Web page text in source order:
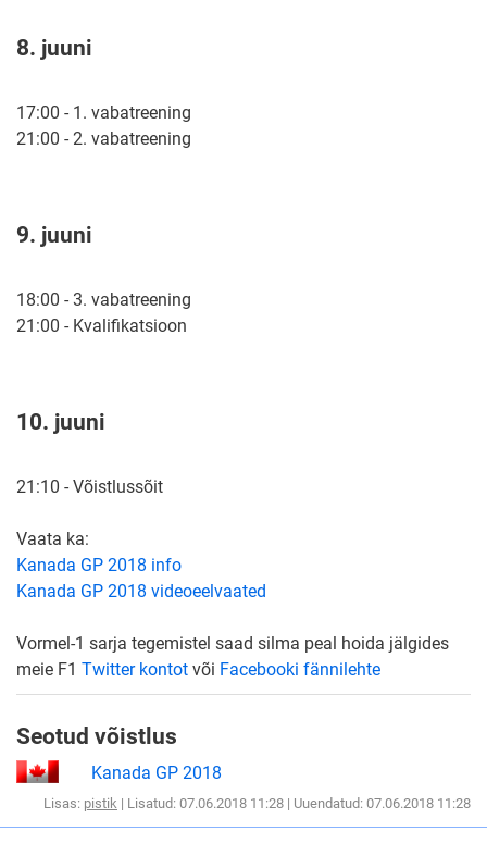
8. juuni
17:00 - 1. vabatreening
21:00 - 2. vabatreening
9. juuni
18:00 - 3. vabatreening
21:00 - Kvalifikatsioon
10. juuni
21:10 - Võistlussõit
Vaata ka:
Kanada GP 2018 info
Kanada GP 2018 videoeelvaated
Vormel-1 sarja tegemistel saad silma peal hoida jälgides
meie F1 Twitter kontot või Facebooki fännilehte
Seotud võistlus
Kanada GP 2018
Lisas: pistik | Lisatud: 07.06.2018 11:28 | Uuendatud: 07.06.2018 11:28